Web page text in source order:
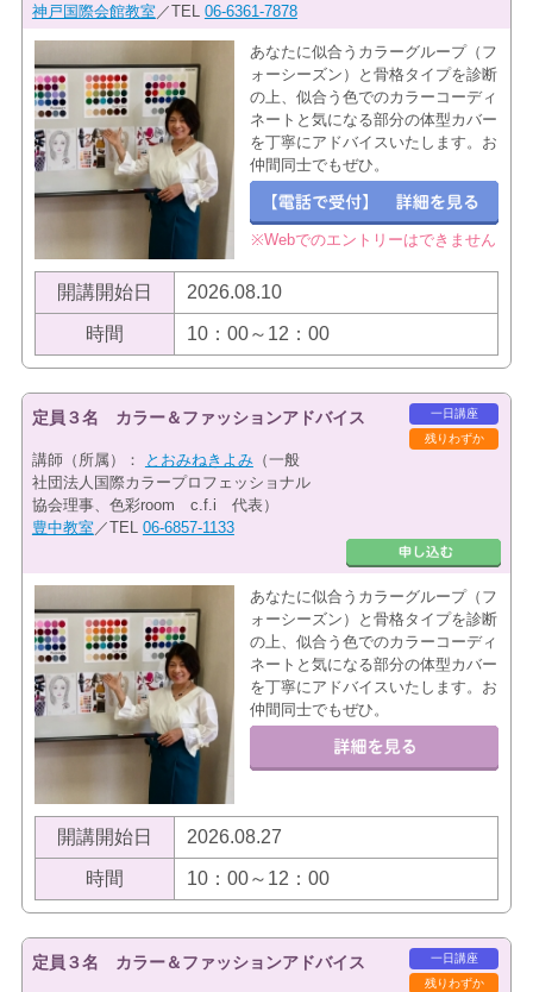
神戸国際会館教室 ／TEL 06-6361-7878
あなたに似合うカラーグループ（フ
ォーシーズン）と骨格タイプを診断
の上、似合う色でのカラーコーディ
ネートと気になる部分の体型カバー
を丁寧にアドバイスいたします。お
仲間同士でもぜひ。
※Webでのエントリーはできません
開講開始日 2026.08.10
時間 10：00～12：00
一日講座
残りわずか
定員３名 カラー＆ファッションアドバイス
講師（所属）： とおみねきよみ（一般
社団法人国際カラープロフェッショナル
協会理事、色彩room c.f.i 代表）
豊中教室 ／TEL 06-6857-1133
あなたに似合うカラーグループ（フ
ォーシーズン）と骨格タイプを診断
の上、似合う色でのカラーコーディ
ネートと気になる部分の体型カバー
を丁寧にアドバイスいたします。お
仲間同士でもぜひ。
開講開始日 2026.08.27
時間 10：00～12：00
一日講座
残りわずか
定員３名 カラー＆ファッションアドバイス